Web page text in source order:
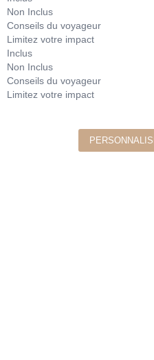
Non Inclus
Conseils du voyageur
Limitez votre impact
Inclus
Non Inclus
Conseils du voyageur
Limitez votre impact